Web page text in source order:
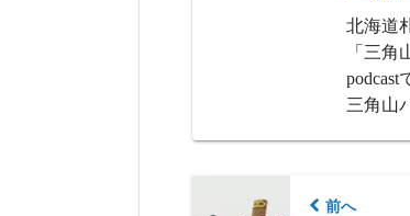
北海道
「三角
podcast
三角山
前へ